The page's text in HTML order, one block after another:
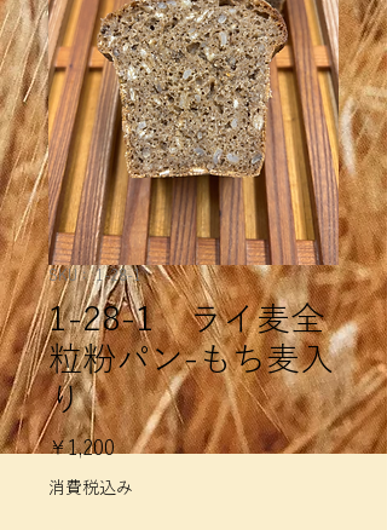
SKU： 1-28-1
1-28-1 ライ麦全
粒粉パン-もち麦入
り
￥1,200価
格
消費税込み